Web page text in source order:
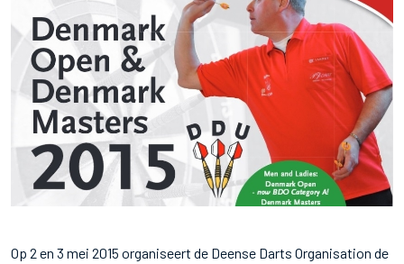
Op 2 en 3 mei 2015 organiseert de Deense Darts Organisation de